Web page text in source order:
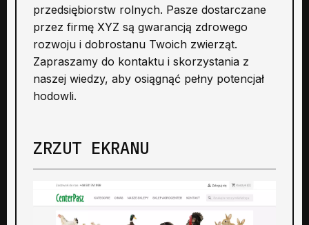
przedsiębiorstw rolnych. Pasze dostarczane
przez firmę XYZ są gwarancją zdrowego
rozwoju i dobrostanu Twoich zwierząt.
Zapraszamy do kontaktu i skorzystania z
naszej wiedzy, aby osiągnąć pełny potencjał
hodowli.
ZRZUT EKRANU